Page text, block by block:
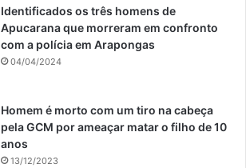
Identificados os três homens de
Apucarana que morreram em confronto
com a polícia em Arapongas
04/04/2024
Homem é morto com um tiro na cabeça
pela GCM por ameaçar matar o filho de 10
anos
13/12/2023